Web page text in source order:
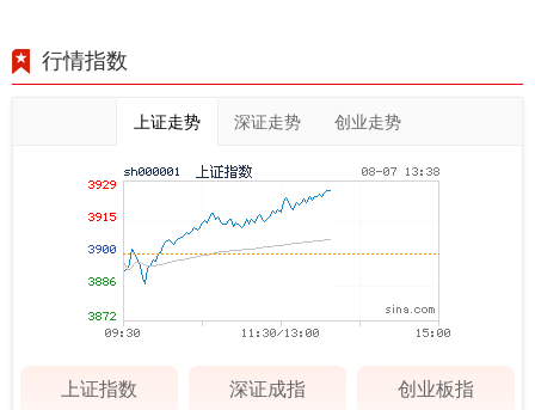
行情指数
上证走势 深证走势 创业走势
上证指数 深证成指 创业板指